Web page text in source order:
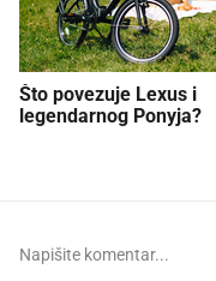
Što povezuje Lexus i
legendarnog Ponyja?